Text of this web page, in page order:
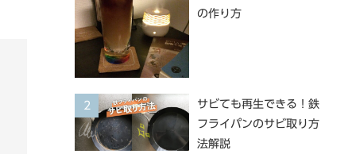
の作り方
2
サビても再生できる！鉄
フライパンのサビ取り方
法解説